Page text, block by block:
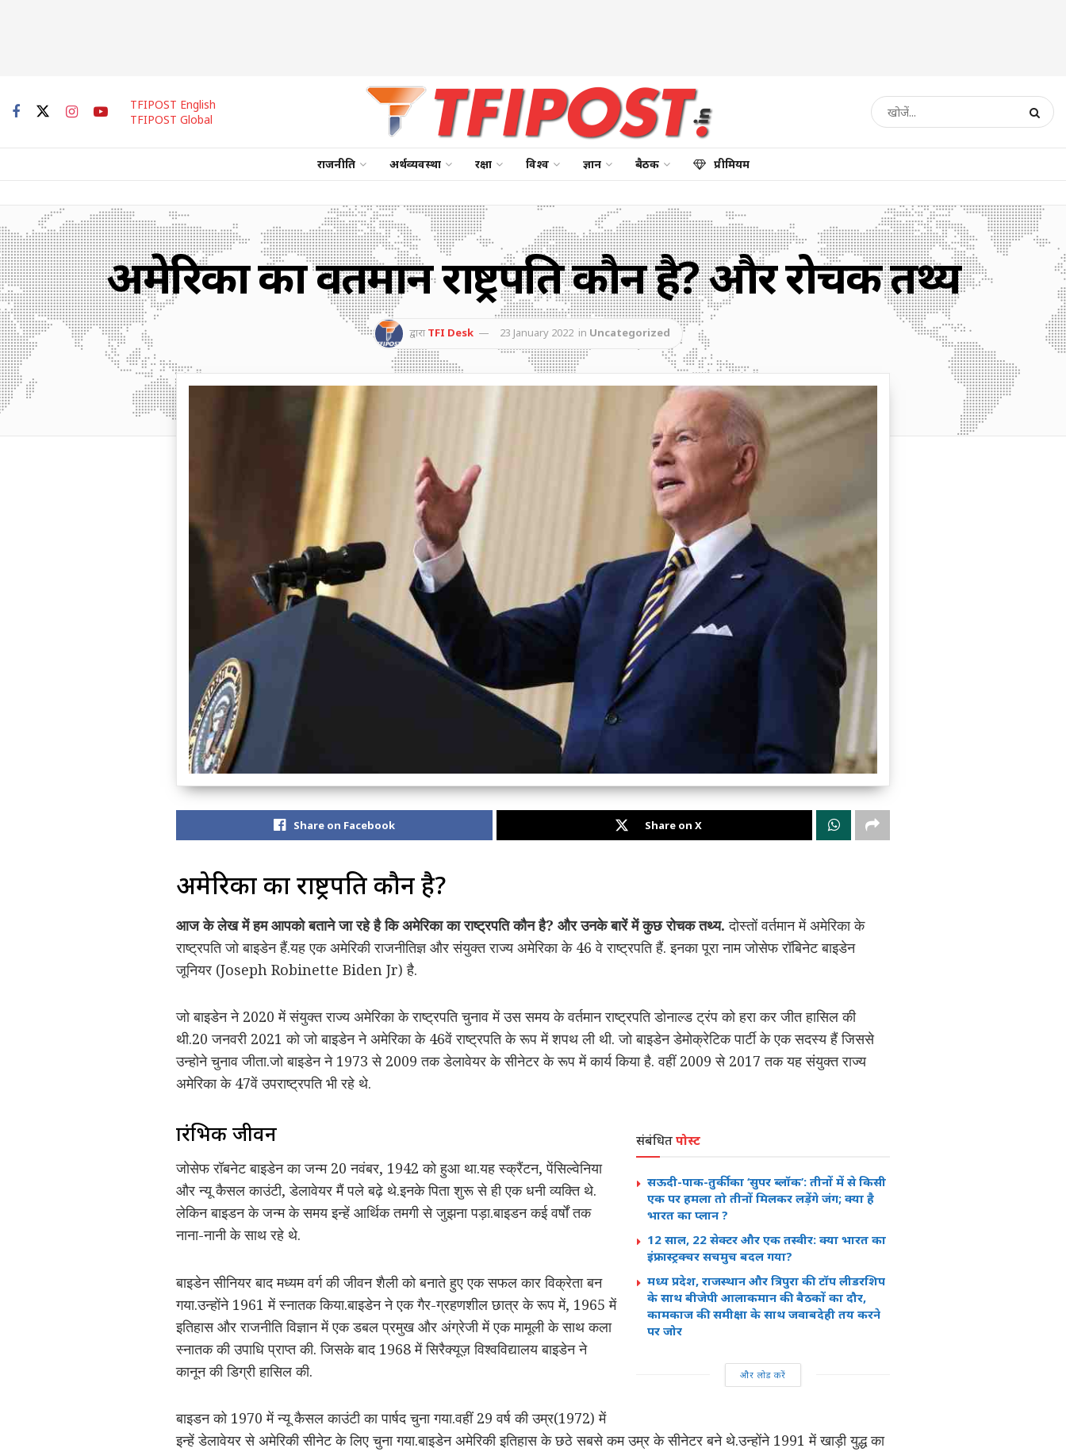
TFIPOST English
TFIPOST Global
राजनीति अर्थव्यवस्था रक्षा विश्व ज्ञान बैठक प्रीमियम
अमेरिका का वर्तमान राष्ट्रपति कौन है? और रोचक तथ्य
द्वारा TFI Desk 23 January 2022 in Uncategorized
Share on Facebook Share on X
अमेरिका का राष्ट्रपति कौन है?
आज के लेख में हम आपको बताने जा रहे है कि अमेरिका का राष्ट्रपति कौन है? और उनके बारें में कुछ रोचक तथ्य. दोस्तों वर्तमान में अमेरिका के
राष्ट्रपति जो बाइडेन हैं.यह एक अमेरिकी राजनीतिज्ञ और संयुक्त राज्य अमेरिका के 46 वे राष्ट्रपति हैं. इनका पूरा नाम जोसेफ रॉबिनेट बाइडेन
जूनियर (Joseph Robinette Biden Jr) है.
जो बाइडेन ने 2020 में संयुक्त राज्य अमेरिका के राष्ट्रपति चुनाव में उस समय के वर्तमान राष्ट्रपति डोनाल्ड ट्रंप को हरा कर जीत हासिल की
थी.20 जनवरी 2021 को जो बाइडेन ने अमेरिका के 46वें राष्ट्रपति के रूप में शपथ ली थी. जो बाइडेन डेमोक्रेटिक पार्टी के एक सदस्य हैं जिससे
उन्होने चुनाव जीता.जो बाइडेन ने 1973 से 2009 तक डेलावेयर के सीनेटर के रूप में कार्य किया है. वहीं 2009 से 2017 तक यह संयुक्त राज्य
अमेरिका के 47वें उपराष्ट्रपति भी रहे थे.
संबंधितपोस्ट
सऊदी-पाक-तुर्की का ‘सुपर ब्लॉक’: तीनों में से किसी
एक पर हमला तो तीनों मिलकर लड़ेंगे जंग; क्या है
भारत का प्लान ?
12 साल, 22 सेक्टर और एक तस्वीर: क्या भारत का
इंफ्रास्ट्रक्चर सचमुच बदल गया?
मध्य प्रदेश, राजस्थान और त्रिपुरा की टॉप लीडरशिप
के साथ बीजेपी आलाकमान की बैठकों का दौर,
कामकाज की समीक्षा के साथ जवाबदेही तय करने
पर जोर
और लोड करें
प्रारंभिक जीवन
जोसेफ रॉबनेट बाइडेन का जन्म 20 नवंबर, 1942 को हुआ था.यह स्क्रैंटन, पेंसिल्वेनिया
और न्यू कैसल काउंटी, डेलावेयर मैं पले बढ़े थे.इनके पिता शुरू से ही एक धनी व्यक्ति थे.
लेकिन बाइडन के जन्म के समय इन्हें आर्थिक तमगी से जुझना पड़ा.बाइडन कई वर्षों तक
नाना-नानी के साथ रहे थे.
बाइडेन सीनियर बाद मध्यम वर्ग की जीवन शैली को बनाते हुए एक सफल कार विक्रेता बन
गया.उन्होंने 1961 में स्नातक किया.बाइडेन ने एक गैर-ग्रहणशील छात्र के रूप में, 1965 में
इतिहास और राजनीति विज्ञान में एक डबल प्रमुख और अंग्रेजी में एक मामूली के साथ कला
स्नातक की उपाधि प्राप्त की. जिसके बाद 1968 में सिरैक्यूज़ विश्वविद्यालय बाइडेन ने
कानून की डिग्री हासिल की.
बाइडन को 1970 में न्यू कैसल काउंटी का पार्षद चुना गया.वहीं 29 वर्ष की उम्र(1972) में
इन्हें डेलावेयर से अमेरिकी सीनेट के लिए चुना गया.बाइडेन अमेरिकी इतिहास के छठे सबसे कम उम्र के सीनेटर बने थे.उन्होंने 1991 में खाड़ी युद्ध का